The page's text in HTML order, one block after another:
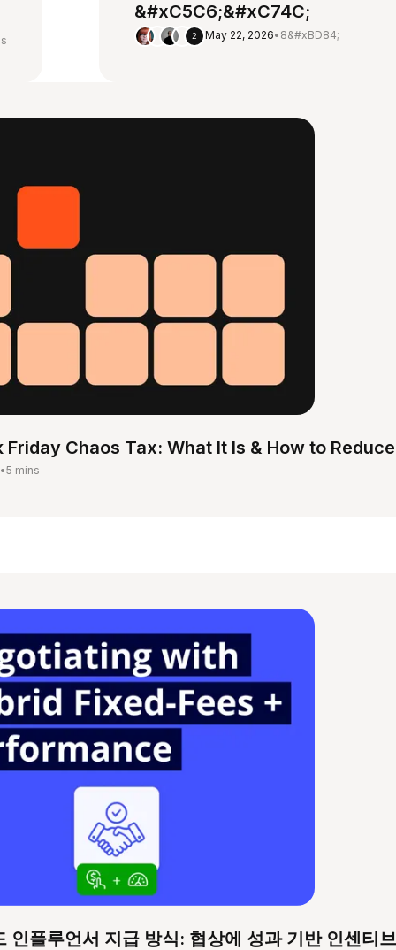
&#xC5C6;&#xC74C;
2 May 22, 2026• 8&#xBD84;
Friday Chaos Tax: What It Is & How to
•5 mins
인플루언서 지급 방식: 협상에 성과 기반 인센티